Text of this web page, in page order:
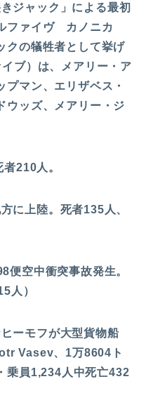
ジャック」による最初
ファイヴ カノニカ
クの犠牲者として挙げ
ブ）は、メアリー・ア
プマン、エリザベス・
ウッズ、メアリー・ジ
210人。
に上陸。死者135人、
便空中衝突事故発生。
人）
ーモフが大型貨物船
Vasev、1万8604ト
乗員1,234人中死亡432